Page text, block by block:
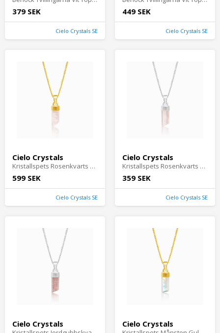
379 SEK
Cielo Crystals SE
449 SEK
Cielo Crystals SE
Cielo Crystals
Kristallspets Rosenkvarts Guld - Cielocrystals.se
599 SEK
Cielo Crystals SE
Cielo Crystals
Kristallspets Rosenkvarts Silver - Cielocrystals.se
359 SEK
Cielo Crystals SE
Cielo Crystals Cielo Crystals